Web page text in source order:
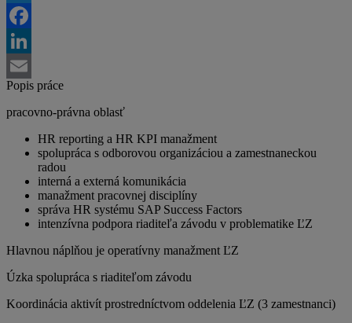
Twitter
Facebook
LinkedIn
Email
Popis práce
pracovno-právna oblasť
HR reporting a HR KPI manažment
spolupráca s odborovou organizáciou a zamestnaneckou
radou
interná a externá komunikácia
manažment pracovnej disciplíny
správa HR systému SAP Success Factors
intenzívna podpora riaditeľa závodu v problematike ĽZ
Hlavnou náplňou je operatívny manažment ĽZ
Úzka spolupráca s riaditeľom závodu
Koordinácia aktivít prostredníctvom oddelenia ĽZ (3 zamestnanci)